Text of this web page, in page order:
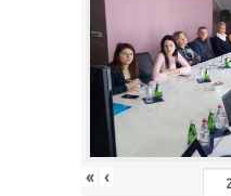
« ‹